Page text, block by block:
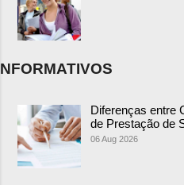
NFORMATIVOS
Diferenças entre
de Prestação de
06 Aug 2026